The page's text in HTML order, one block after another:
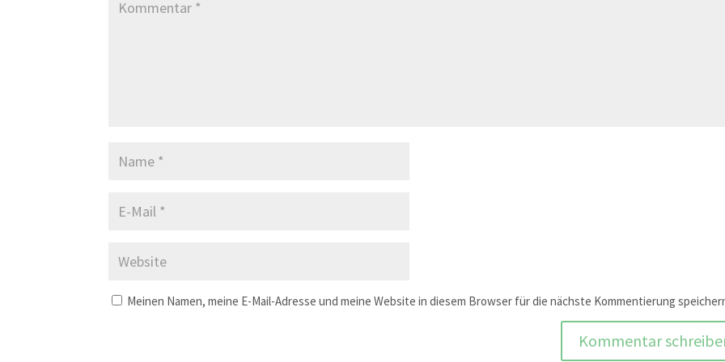
Meinen Namen, meine E-Mail-Adresse und meine Website in diesem Browser für die nächste Kommentierung